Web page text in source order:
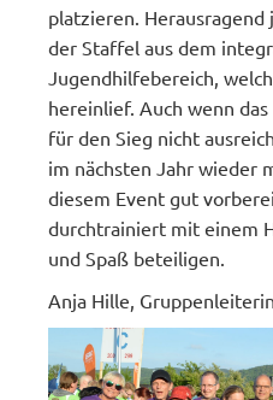
platzieren. Herausragend
der Staffel aus dem
Jugendhilfebereich,
hereinlief. Auch wenn
für den Sieg nicht
im nächsten Jahr wieder
diesem Event gut
durchtrainiert mit einem
und Spaß beteiligen.
Anja Hille, Gruppenleiterin